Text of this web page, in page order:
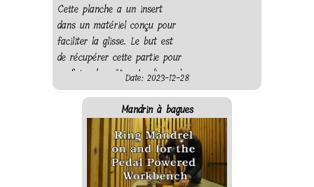
Cette planche a un insert
dans un matériel conçu pour
faciliter la glisse. Le but est
de récupérer cette partie pour
en faire des côtes. Le disque à
poncer à pédale fait des
merveilles pour ce travail.
Date: 2023-12-28
Mandrin à bagues